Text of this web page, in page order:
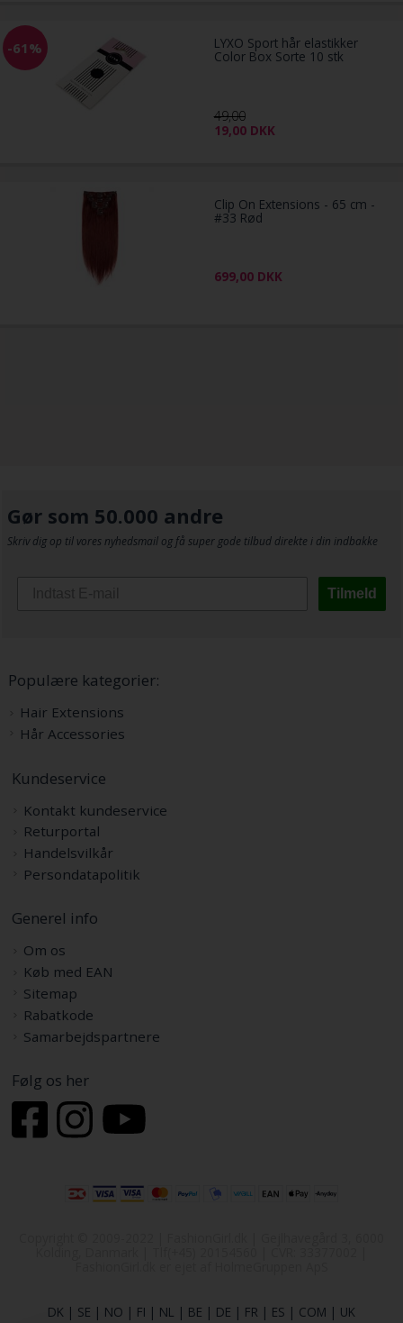
-61% LYXO Sport hår elastikker
Color Box Sorte 10 stk
49,00
19,00 DKK
Clip On Extensions - 65 cm -
#33 Rød
699,00 DKK
Gør som 50.000 andre
Skriv dig op til vores nyhedsmail og få super gode tilbud direkte i din indbakke
Tilmeld
Populære kategorier:
Hair Extensions
Hår Accessories
Kundeservice
Kontakt kundeservice
Returportal
Handelsvilkår
Persondatapolitik
Generel info
Om os
Køb med EAN
Sitemap
Rabatkode
Samarbejdspartnere
Følg os her
DK | SE | NO | FI | NL | BE | DE | FR | ES | COM | UK